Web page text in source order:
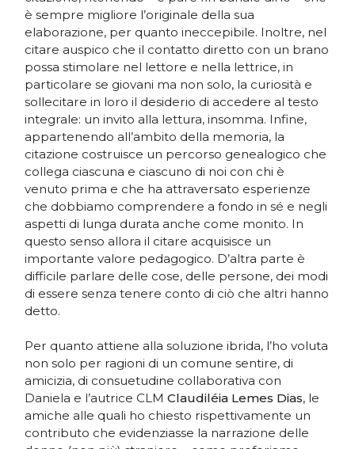
è sempre migliore l’originale della sua
elaborazione, per quanto ineccepibile. Inoltre, nel
citare auspico che il contatto diretto con un brano
possa stimolare nel lettore e nella lettrice, in
particolare se giovani ma non solo, la curiosità e
sollecitare in loro il desiderio di accedere al testo
integrale: un invito alla lettura, insomma. Infine,
appartenendo all’ambito della memoria, la
citazione costruisce un percorso genealogico che
collega ciascuna e ciascuno di noi con chi è
venuto prima e che ha attraversato esperienze
che dobbiamo comprendere a fondo in sé e negli
aspetti di lunga durata anche come monito. In
questo senso allora il citare acquisisce un
importante valore pedagogico. D’altra parte è
difficile parlare delle cose, delle persone, dei modi
di essere senza tenere conto di ciò che altri hanno
detto.
Per quanto attiene alla soluzione ibrida, l’ho voluta
non solo per ragioni di un comune sentire, di
amicizia, di consuetudine collaborativa con
Daniela e l’autrice CLMClaudiléia Lemes Dias, le
amiche alle quali ho chiesto rispettivamente un
contributo che evidenziasse la narrazione delle